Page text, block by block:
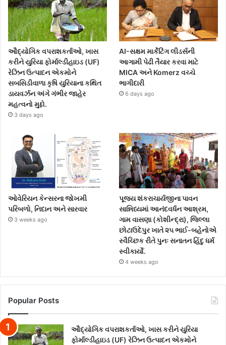
ઔદ્યોગિક વપરાશકર્તાઓ, ખાસ
કરીને યુરિયા ફોર્માલ્ડીહાઇડ (UF)
રેઝિન ઉત્પાદન એકમોને
સબસિડીવાળા કૃષિ યુરિયાના કથિત
ડાયવર્ઝન અંગે ગંભીર જાહેર
મહત્વનો મુદ્દો.
3 days ago
AI-સક્ષમ માર્કેટિંગ લીડર્સની
આગામી પેઢી તૈયાર કરવા માટે
MICA અને Komerz વચ્ચે
ભાગીદારી
6 days ago
ઓવેરિયન કેન્સરના જોખમી
પરિબળો, નિદાન અને સારવાર
3 weeks ago
પૂજ્ય શંકરાચાર્યજીના પાવન
સાન્નિધ્યમાં આનંદવર્ધન આશ્રમ,
ગામ વાસણા (કોશીન્દ્રા), જિલ્લા
છોટાઉદેપુર ખાતે ૨૫ ભાઈ-બહેનોએ
સ્વૈચ્છિક રીતે પુનઃ સનાતન હિંદુ ધર્મ
સ્વીકાર્યો.
4 weeks ago
Popular Posts
ઔદ્યોગિક વપરાશકર્તાઓ, ખાસ કરીને યુરિયા
ફોર્માલ્ડીહાઇડ (UF) રેઝિન ઉત્પાદન એકમોને